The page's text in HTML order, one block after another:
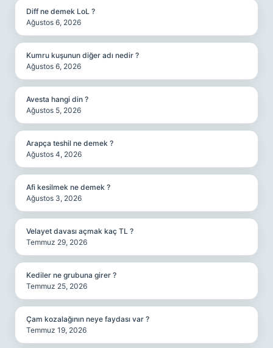
Diff ne demek LoL ?
Ağustos 6, 2026
Kumru kuşunun diğer adı nedir ?
Ağustos 6, 2026
Avesta hangi din ?
Ağustos 5, 2026
Arapça teshil ne demek ?
Ağustos 4, 2026
Afi kesilmek ne demek ?
Ağustos 3, 2026
Velayet davası açmak kaç TL ?
Temmuz 29, 2026
Kediler ne grubuna girer ?
Temmuz 25, 2026
Çam kozalağının neye faydası var ?
Temmuz 19, 2026